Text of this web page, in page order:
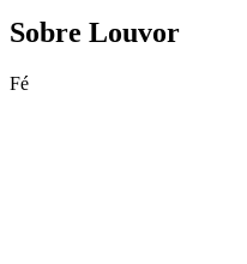
Sobre Louvor
Fé